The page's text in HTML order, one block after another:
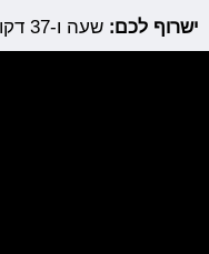
ישרוף לכם: שעה ו-37 דקות.